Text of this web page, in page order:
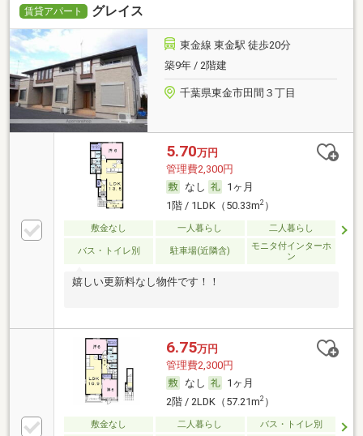
賃貸アパート グレイス
東金線 東金駅 徒歩20分
築9年 / 2階建
千葉県東金市田間３丁目
5.70万円
管理費2,300円
なし
1ヶ月
1階 / 1LDK（50.33m2）
敷金なし 一人暮らし 二人暮らし
バス・トイレ別 駐車場(近隣含)
モニタ付インターホ
ン
嬉しい更新料なし物件です！！
6.75万円
管理費2,300円
なし
1ヶ月
2階 / 2LDK（57.21m2）
敷金なし 二人暮らし バス・トイレ別